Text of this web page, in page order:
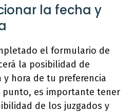
la fecha y
el formulario de
la posibilidad de
hora de tu preferencia
punto, es importante tener
de los juzgados y